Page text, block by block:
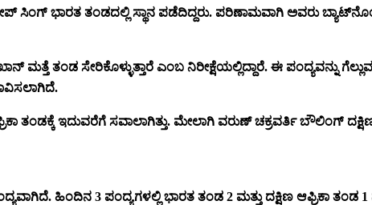
ಭಾರತ ತಂಡದಲ್ಲಿ ಸ್ಥಾನ ಪಡೆದಿದ್ದರು. ಪರಿಣಾಮವಾಗಿ ಅವರು
ತಂಡ ಸೇರಿಕೊಳ್ಳುತ್ತಾರೆ ಎಂಬ ನಿರೀಕ್ಷೆಯಲ್ಲಿದ್ದಾರೆ. ಈ ಪಂದ್ಯವನ್ನು
ತಂಡಕ್ಕೆ ಇದುವರೆಗೆ ಸವಾಲಾಗಿತ್ತು. ಮೇಲಾಗಿ ವರುಣ್ ಚಕ್ರವರ್ತಿ ಬೌಲಿಂಗ್
ಹಿಂದಿನ 3 ಪಂದ್ಯಗಳಲ್ಲಿ ಭಾರತ ತಂಡ 2 ಮತ್ತು ದಕ್ಷಿಣ ಆಫ್ರಿಕಾ ತಂಡ 1